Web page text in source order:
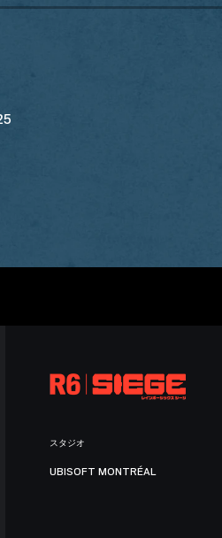
スタジオ
UBISOFT MONTRÉAL